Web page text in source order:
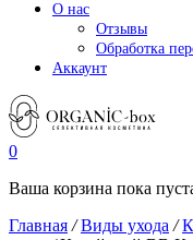
О нас
Отзывы
Обработка
Аккаунт
0
Ваша корзина пока
Главная /Виды ухода /